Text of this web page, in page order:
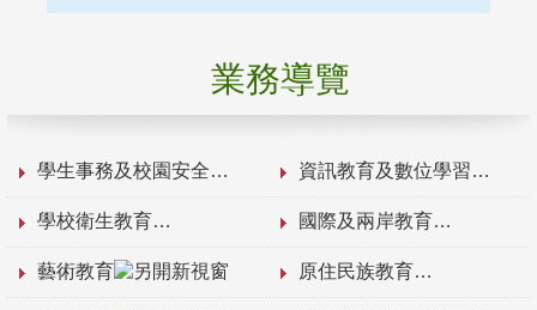
業務導覽
學生事務及校園安全 資訊教育及數位學習
學校衛生教育 國際及兩岸教育
藝術教育 原住民族教育